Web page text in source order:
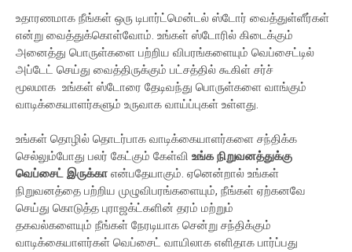
உதாரணமாக நீங்கள் ஒரு டிபார்ட்மென்டல் ஸ்டோர் வைத்துள்ளீர்கள்
என்று வைத்துக்கொள்வோம். உங்கள் ஸ்டோரில் கிடைக்கும்
அனைத்து பொருள்களை பற்றிய விபரங்களையும் வெப்சைட்டில்
அப்டேட் செய்து வைத்திருக்கும் பட்சத்தில் கூகிள் சர்ச்
மூலமாக உங்கள் ஸ்டோரை தேடிவந்து பொருள்களை வாங்கும்
வாடிக்கையாளர்களும் உருவாக வாய்ப்புகள் உள்ளது.
உங்கள் தொழில் தொடர்பாக வாடிக்கையாளர்களை சந்திக்க
செல்லும்போது பலர் கேட்கும் கேள்வி உங்க நிறுவனத்துக்கு
வெப்சைட் இருக்கா என்பதேயாகும். ஏனென்றால் உங்கள்
நிறுவனத்தை பற்றிய முழுவிபரங்களையும், நீங்கள் ஏற்கனவே
செய்து கொடுத்த புராஜக்ட்களின் தரம் மற்றும்
தகவல்களையும் நீங்கள் நேரடியாக சென்று சந்திக்கும்
வாடிக்கையாளர்கள் வெப்சைட் வாயிலாக எளிதாக பார்ப்பது